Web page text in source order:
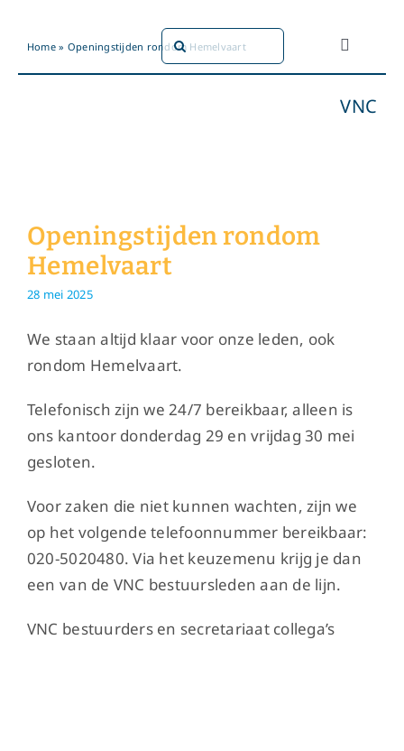
naar
Toggle
Zoeken
naar:
Home » Openingstijden rondom Hemelvaart
VNC
Openingstijden rondom
Hemelvaart
28 mei 2025
We staan altijd klaar voor onze leden, ook
rondom Hemelvaart.
Telefonisch zijn we 24/7 bereikbaar, alleen is
ons kantoor donderdag 29 en vrijdag 30 mei
gesloten.
Voor zaken die niet kunnen wachten, zijn we
op het volgende telefoonnummer bereikbaar:
020-5020480. Via het keuzemenu krijg je dan
een van de VNC bestuursleden aan de lijn.
VNC bestuurders en secretariaat collega’s